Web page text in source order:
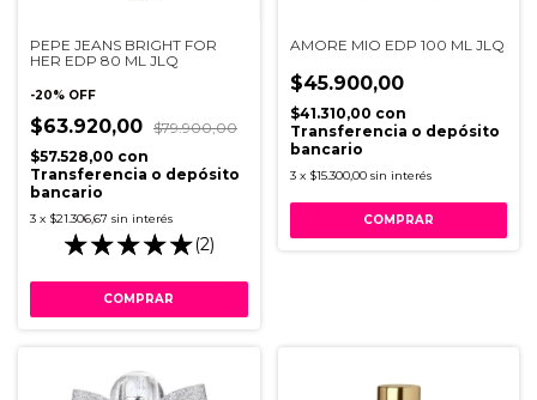
PEPE JEANS BRIGHT FOR
HER EDP 80 ML JLQ
-20% OFF
$63.920,00 $79.900,00
$57.528,00 con
Transferencia o depósito
bancario
3 x $21.306,67 sin interés
(2)
AMORE MIO EDP 100 ML JLQ
$45.900,00
$41.310,00 con
Transferencia o depósito
bancario
3 x $15.300,00 sin interés